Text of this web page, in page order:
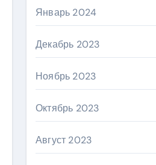
Январь 2024
Декабрь 2023
Ноябрь 2023
Октябрь 2023
Август 2023